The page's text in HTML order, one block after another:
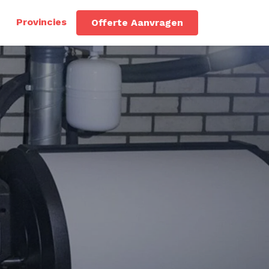
Provincies Offerte Aanvragen